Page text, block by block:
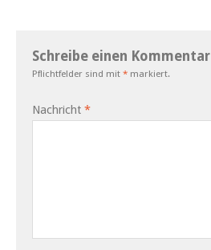
Schreibe einen Kommentar
Pflichtfelder sind mit * markiert.
Nachricht *